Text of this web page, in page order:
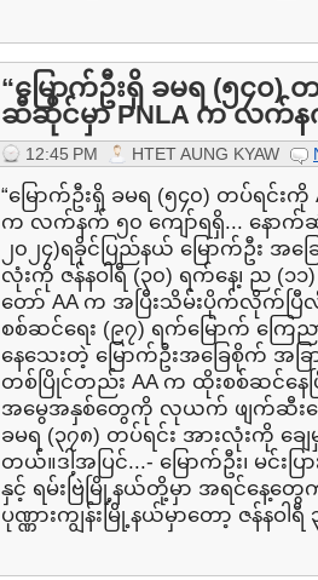
“မြောက်ဦးရှိ ခမရ (၅၄၀)
ဆီဆိုင်မှာ PNLA က လက်န
12:45 PM HTET AUNG KYAW
“မြောက်ဦးရှိ ခမရ (၅၄၀) တပ်ရင်း
က လက်နက် ၅၀ ကျော်ရရှိ... နောက်
၂၀၂၄)ရခိုင်ပြည်နယ် မြောက်ဦး အ
လုံးကို ဇန်နဝါရီ (၃၀) ရက်နေ့၊ ည (၁၁
တော် AA က အပြီးသိမ်းပိုက်လိုက်ပြီ
စစ်ဆင်ရေး (၉၇) ရက်မြောက် ကြေည
နေသေးတဲ့ မြောက်ဦးအခြေစိုက် အခ
တစ်ပြိုင်တည်း AA က ထိုးစစ်ဆင်နေပ
အမွေအနှစ်တွေကို လုယက် ဖျက်ဆီးနေတဲ့
ခမရ (၃၇၈) တပ်ရင်း အားလုံးကို ချေ
တယ်။ဒါ့အပြင်...- မြောက်ဦး၊ မင်းပ
နှင့် ရမ်းဗြဲမြို့နယ်တို့မှာ အရင်နေ့တွေ
ပုဏ္ဏားကျွန်းမြို့နယ်မှာတော့ ဇန်နဝါ